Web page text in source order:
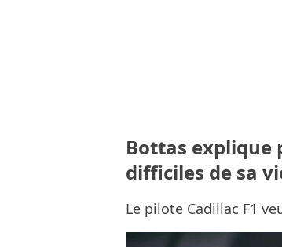
Bottas explique
difficiles de sa
Le pilote Cadillac F1